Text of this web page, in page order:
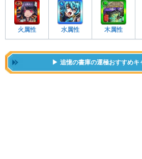
火属性 水属性 木属性
追憶の書庫の運極おすすめキ